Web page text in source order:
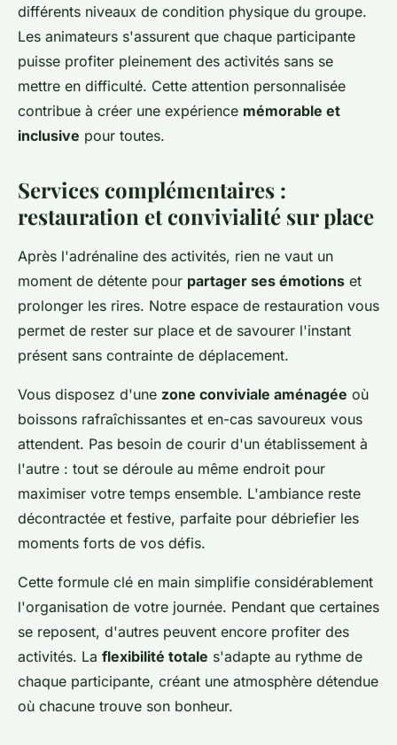
différents niveaux de condition physique du groupe.
Les animateurs s'assurent que chaque participante
puisse profiter pleinement des activités sans se
mettre en difficulté. Cette attention personnalisée
contribue à créer une expérience mémorable et
inclusive pour toutes.
Services complémentaires :
restauration et convivialité sur place
Après l'adrénaline des activités, rien ne vaut un
moment de détente pour partager ses émotions et
prolonger les rires. Notre espace de restauration vous
permet de rester sur place et de savourer l'instant
présent sans contrainte de déplacement.
Vous disposez d'une zone conviviale aménagée où
boissons rafraîchissantes et en-cas savoureux vous
attendent. Pas besoin de courir d'un établissement à
l'autre : tout se déroule au même endroit pour
maximiser votre temps ensemble. L'ambiance reste
décontractée et festive, parfaite pour débriefier les
moments forts de vos défis.
Cette formule clé en main simplifie considérablement
l'organisation de votre journée. Pendant que certaines
se reposent, d'autres peuvent encore profiter des
activités. La flexibilité totale s'adapte au rythme de
chaque participante, créant une atmosphère détendue
où chacune trouve son bonheur.